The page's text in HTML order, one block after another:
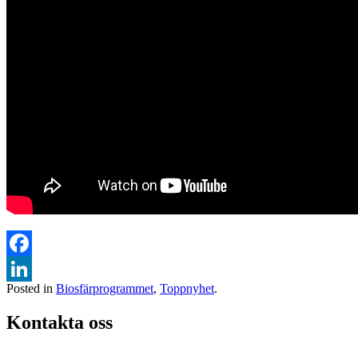
Facebook
LinkedIn
Posted in Biosfärprogrammet, Toppnyhet.
Kontakta oss